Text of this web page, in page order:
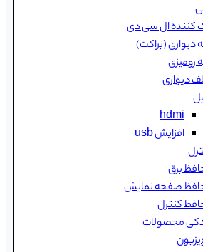
کننده ال سی دی
دیواری (براکت)
رومیزی
دیواری
hdmi
افزایش usb
برق
صفحه نمایش
کنترل
محصولات